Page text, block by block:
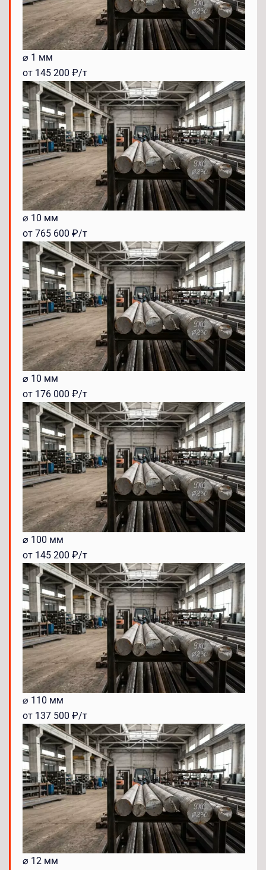
⌀ 1 мм
от 145 200 ₽/т
⌀ 10 мм
от 765 600 ₽/т
⌀ 10 мм
от 176 000 ₽/т
⌀ 100 мм
от 145 200 ₽/т
⌀ 110 мм
от 137 500 ₽/т
⌀ 12 мм